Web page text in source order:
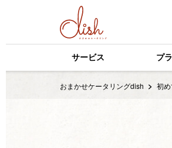
サービス プ
おまかせケータリングdish 初